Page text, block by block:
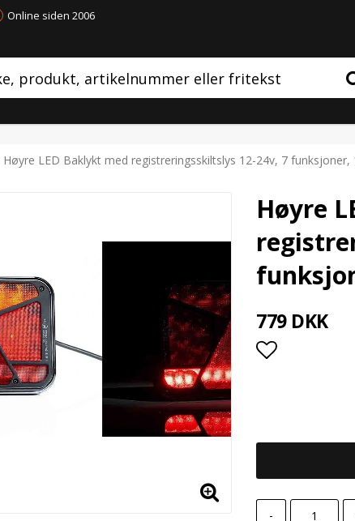
Online siden 2006
Høyre LED Baklykt med registreringsskiltslys 12-24v, 7 funksjoner,
Høyre
779 DKK
-